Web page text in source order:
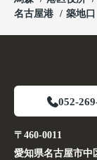
名古屋港
築地口
052-
〒460-0011
愛知県名古屋市中